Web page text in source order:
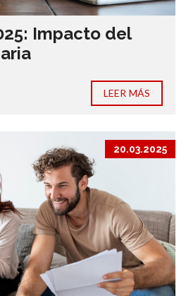
Impacto del
LEER MÁS
20.03.2025